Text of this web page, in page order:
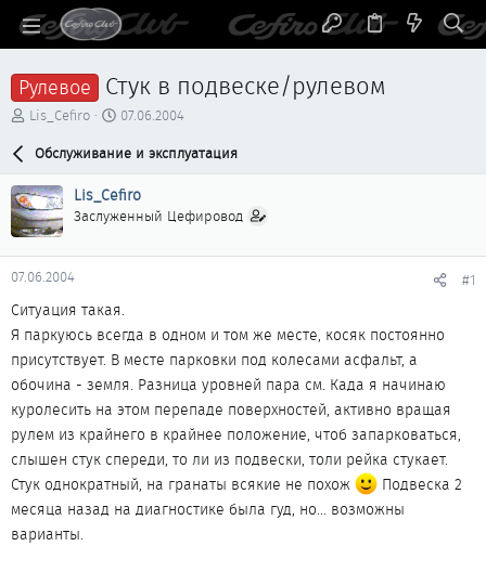
Рулевое Стук в подвеске/рулевом
А
р
т
е
м
ы
Lis_Cefiro
Д
т
н
а
а
07.06.2004
Обслуживание и эксплуатация
Lis_Cefiro
Заслуженный Цефировод
07.06.2004 #1
Ситуация такая.
Я паркуюсь всегда в одном и том же месте, косяк постоянно
присутствует. В месте парковки под колесами асфальт, а
обочина - земля. Разница уровней пара см. Када я начинаю
куролесить на этом перепаде поверхностей, активно вращая
рулем из крайнего в крайнее положение, чтоб запарковаться,
слышен стук спереди, то ли из подвески, толи рейка стукает.
Стук однократный, на гранаты всякие не похож
Подвеска 2
месяца назад на диагностике была гуд, но... возможны
варианты.